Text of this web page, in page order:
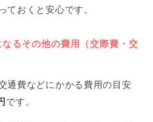
ておくと安心です。
るその他の費用（交際費・交
通費などにかかる費用の目安
です。